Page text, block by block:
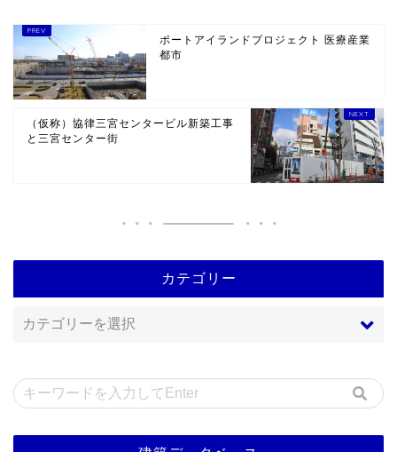
ポートアイランドプロジェクト 医療産業
都市
（仮称）協律三宮センタービル新築工事
と三宮センター街
カテゴリー